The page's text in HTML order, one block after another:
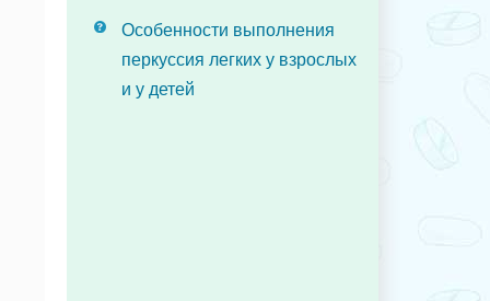
Особенности выполнения
перкуссия легких у взрослых
и у детей